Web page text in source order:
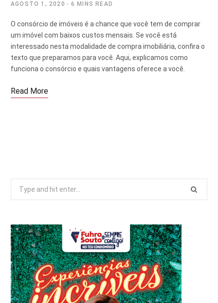
AGOSTO 1, 2020 6 MINS READ
O consórcio de imóveis é a chance que você tem de comprar
um imóvel com baixos custos mensais. Se você está
interessado nesta modalidade de compra imobiliária, confira o
texto que preparamos para você. Aqui, explicamos como
funciona o consórcio e quais vantagens oferece a você.
Read More
Search